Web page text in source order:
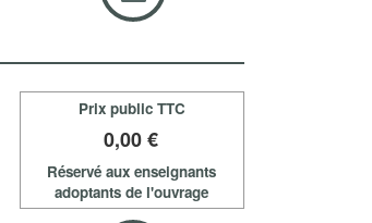
Prix public TTC
0,00 €
Réservé aux enseignants
adoptants de l'ouvrage